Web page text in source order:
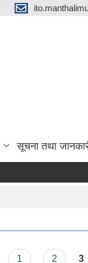
सूचना तथा
1 2 3